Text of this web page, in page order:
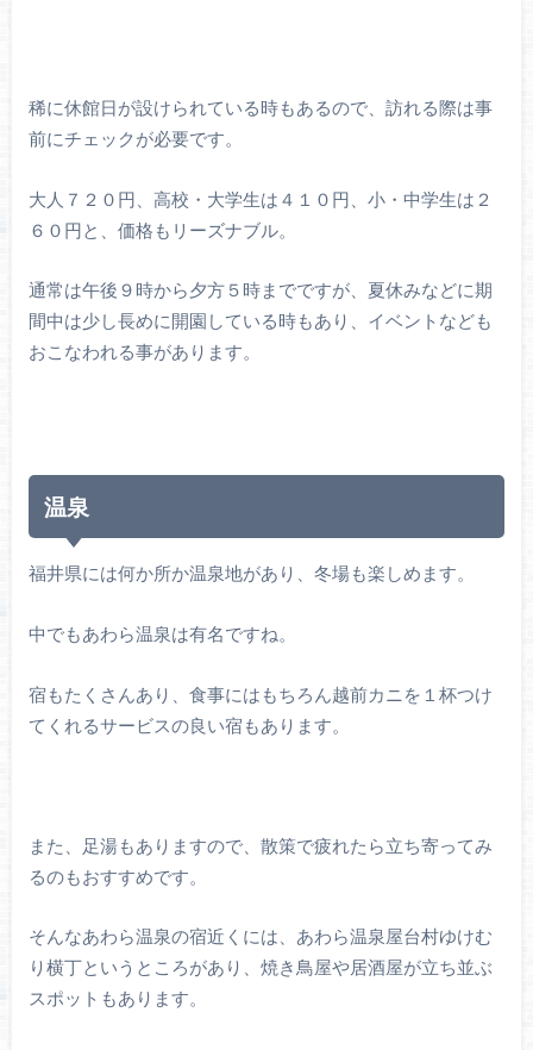
稀に休館日が設けられている時もあるので、訪れる際は事
前にチェックが必要です。
大人７２０円、高校・大学生は４１０円、小・中学生は２
６０円と、価格もリーズナブル。
通常は午後９時から夕方５時までですが、夏休みなどに期
間中は少し長めに開園している時もあり、イベントなども
おこなわれる事があります。
温泉
福井県には何か所か温泉地があり、冬場も楽しめます。
中でもあわら温泉は有名ですね。
宿もたくさんあり、食事にはもちろん越前カニを１杯つけ
てくれるサービスの良い宿もあります。
また、足湯もありますので、散策で疲れたら立ち寄ってみ
るのもおすすめです。
そんなあわら温泉の宿近くには、あわら温泉屋台村ゆけむ
り横丁というところがあり、焼き鳥屋や居酒屋が立ち並ぶ
スポットもあります。